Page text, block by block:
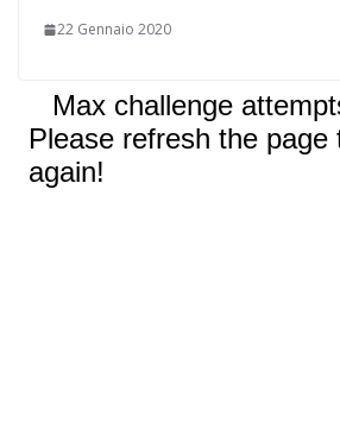
22 Gennaio 2020